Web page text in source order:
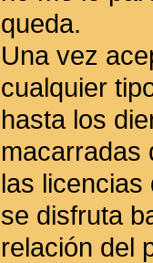
queda.
Una vez
cualquier
hasta los
macarradas
las licencias
se disfruta
relación del